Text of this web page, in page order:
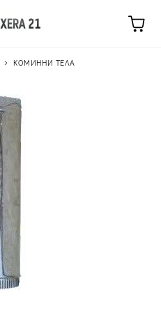
КОМИННИ ТЕЛА
Цена на продукта: